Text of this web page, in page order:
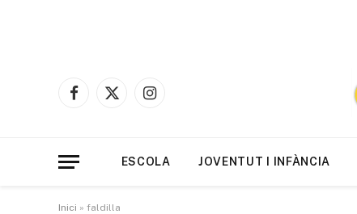
Facebook
X
Instagram
ESCOLA JOVENTUT I INFÀNCIA
Inici » faldilla